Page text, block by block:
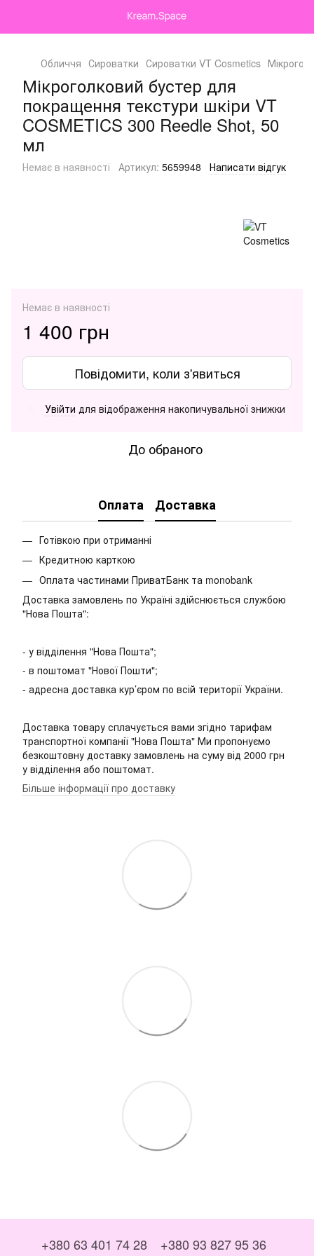
Обличчя Сироватки Сироватки VT Cosmetics
Мікроголковий бустер для
покращення текстури шкіри VT
COSMETICS 300 Reedle Shot, 50
мл
Немає в наявності Артикул: 5659948 Написати відгук
Немає в наявності
1 400 грн
Повідомити, коли з'явиться
Увійти для відображення накопичувальної знижки
До обраного
Оплата Доставка
Готівкою при отриманні
Кредитною карткою
Оплата частинами ПриватБанк та monobank
Доставка замовлень по Україні здійснюється службою
"Нова Пошта":
- у відділення "Нова Пошта";
- в поштомат "Нової Пошти";
- адресна доставка кур’єром по всій території України.
Доставка товару сплачується вами згідно тарифам
транспортної компанії "Нова Пошта" Ми пропонуємо
безкоштовну доставку замовлень на суму від 2000 грн
у відділення або поштомат.
Більше інформації про доставку
+380 63 401 74 28 +380 93 827 95 36